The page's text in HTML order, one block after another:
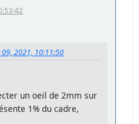
09, 2021, 10:11:50
un oeil de 2mm sur
1% du cadre,